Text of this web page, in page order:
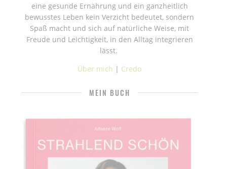
eine gesunde Ernährung und ein ganzheitlich
bewusstes Leben kein Verzicht bedeutet, sondern
Spaß macht und sich auf natürliche Weise, mit
Freude und Leichtigkeit, in den Alltag integrieren
lässt.
Über mich | Credo
MEIN BUCH